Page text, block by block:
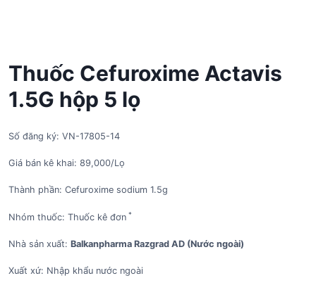
Thuốc Cefuroxime Actavis
1.5G hộp 5 lọ
Số đăng ký: VN-17805-14
Giá bán kê khai: 89,000/Lọ
Thành phần: Cefuroxime sodium 1.5g
Nhóm thuốc: Thuốc kê đơn *
Nhà sản xuất: Balkanpharma Razgrad AD (Nước ngoài)
Xuất xứ: Nhập khẩu nước ngoài